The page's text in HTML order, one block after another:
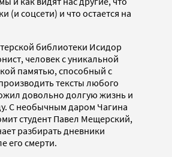
(и соцсети) и что остается на
библиотеки Исидор
человек с уникальной
памятью, способный с
тексты любого
довольно долгую жизнь и
С необычным даром Чагина
студент Павел Мещерский,
разбирать дневники
его смерти.